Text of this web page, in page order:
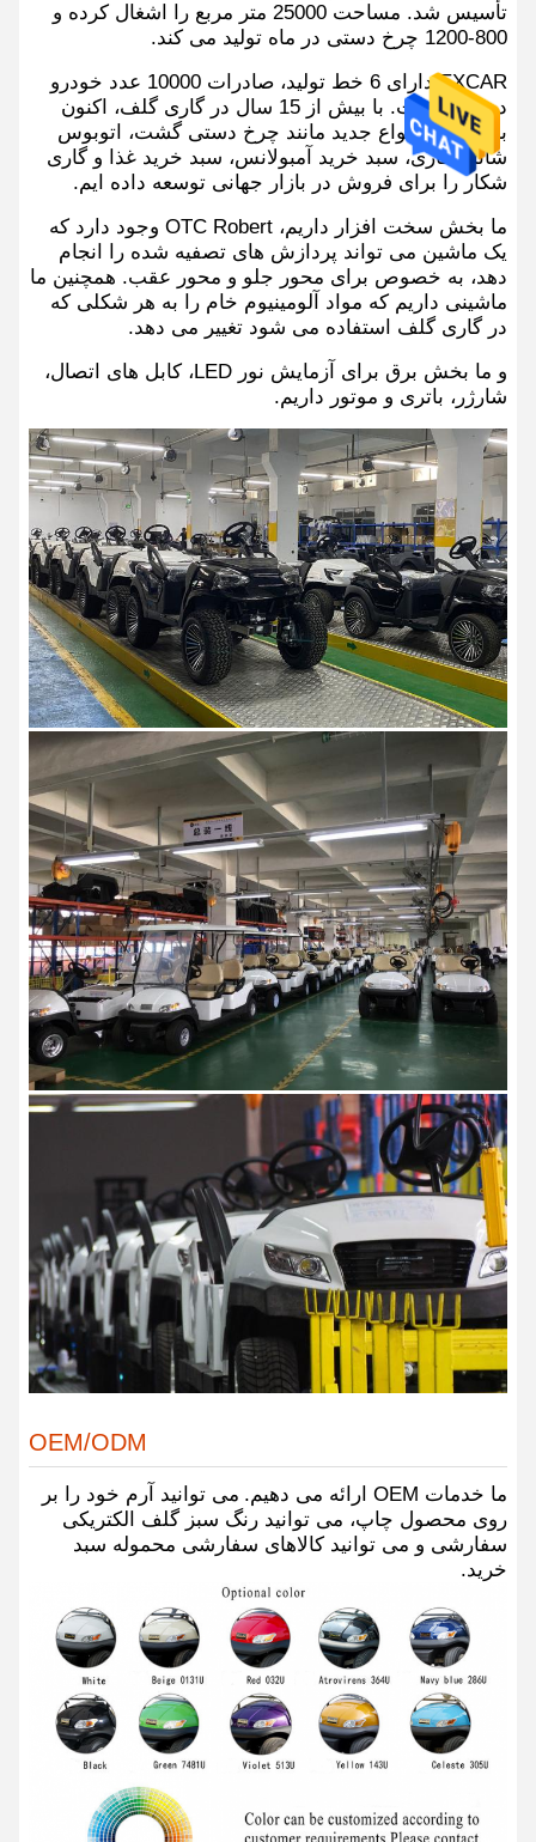
تأسیس شد. مساحت 25000 متر مربع را اشغال کرده و
800-1200 چرخ دستی در ماه تولید می کند.
EXCAR دارای 6 خط تولید، صادرات 10000 عدد خودرو
در سال است. با بیش از 15 سال در گاری گلف، اکنون
بسیاری از انواع جدید مانند چرخ دستی گشت، اتوبوس
شاتل، گاری، سبد خرید آمبولانس، سبد خرید غذا و گاری
شکار را برای فروش در بازار جهانی توسعه داده ایم.
ما بخش سخت افزار داریم، OTC Robert وجود دارد که
یک ماشین می تواند پردازش های تصفیه شده را انجام
دهد، به خصوص برای محور جلو و محور عقب. همچنین ما
ماشینی داریم که مواد آلومینیوم خام را به هر شکلی که
در گاری گلف استفاده می شود تغییر می دهد.
و ما بخش برق برای آزمایش نور LED، کابل های اتصال،
شارژر، باتری و موتور داریم.
OEM/ODM
ما خدمات OEM ارائه می دهیم.
می توانید آرم خود را بر
روی محصول چاپ، می توانید رنگ سبز گلف الکتریکی
سفارشی و می توانید کالاهای سفارشی محموله سبد
خرید.